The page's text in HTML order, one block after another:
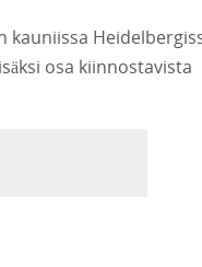
kauniissa
osa kiinnostavista